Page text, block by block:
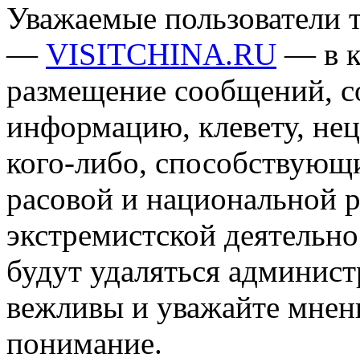
Уважаемые пользователи
— VISITCHINA.RU — в
размещение сообщений,
информацию, клевету,
кого-либо,
расовой и национальной
экстремистской
будут удаляться
вежливы и уважайте
понимание.